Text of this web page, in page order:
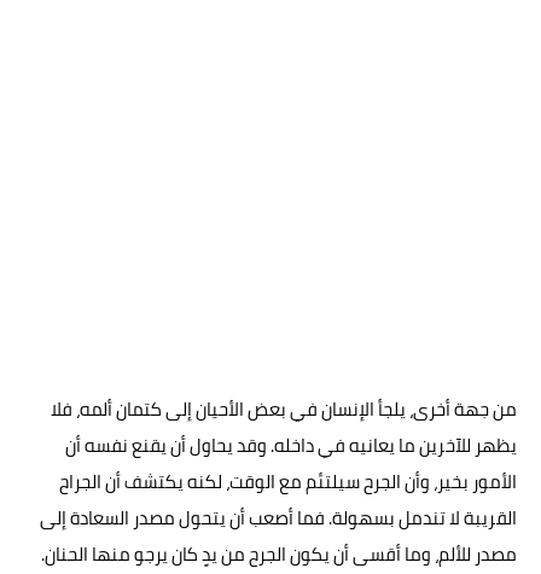
من جهة أخرى، يلجأ الإنسان في بعض الأحيان إلى كتمان ألمه، فلا
يظهر للآخرين ما يعانيه في داخله. وقد يحاول أن يقنع نفسه أن
الأمور بخير، وأن الجرح سيلتئم مع الوقت، لكنه يكتشف أن الجراح
القريبة لا تندمل بسهولة. فما أصعب أن يتحول مصدر السعادة إلى
مصدر للألم، وما أقسى أن يكون الجرح من يدٍ كان يرجو منها الحنان.